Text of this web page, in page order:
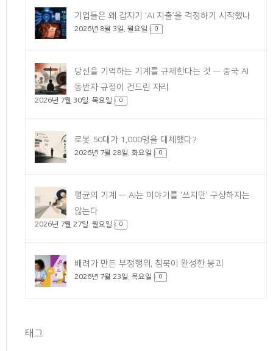
기업들은 왜 갑자기 ‘AI 지출’을 걱정하기 시작했나
2026년 8월 3일. 월요일 0
당신을 기억하는 기계를 규제한다는 것 — 중국 AI
동반자 규정이 건드린 자리
2026년 7월 30일. 목요일 0
로봇 50대가 1,000명을 대체했다?
2026년 7월 28일. 화요일 0
평균의 기계 — AI는 이야기를 ‘쓰지만’ 구상하지는
않는다
2026년 7월 27일. 월요일 0
배려가 만든 부정행위, 침묵이 완성한 붕괴
2026년 7월 23일. 목요일 0
태그